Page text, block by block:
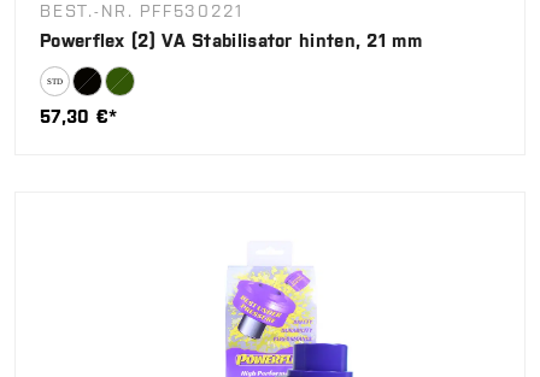
BEST.-NR. PFF530221
Powerflex (2) VA Stabilisator hinten, 21 mm
57,30 €*